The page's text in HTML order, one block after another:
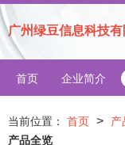
广州绿豆信息科技有
首页 企业简介
当前位置： 首页 > 产
产品全览